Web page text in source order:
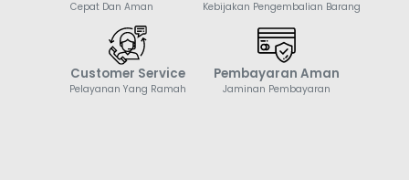
Cepat Dan Aman Kebijakan Pengembalian Barang
Customer Service
Pelayanan Yang Ramah
Pembayaran Aman
Jaminan Pembayaran